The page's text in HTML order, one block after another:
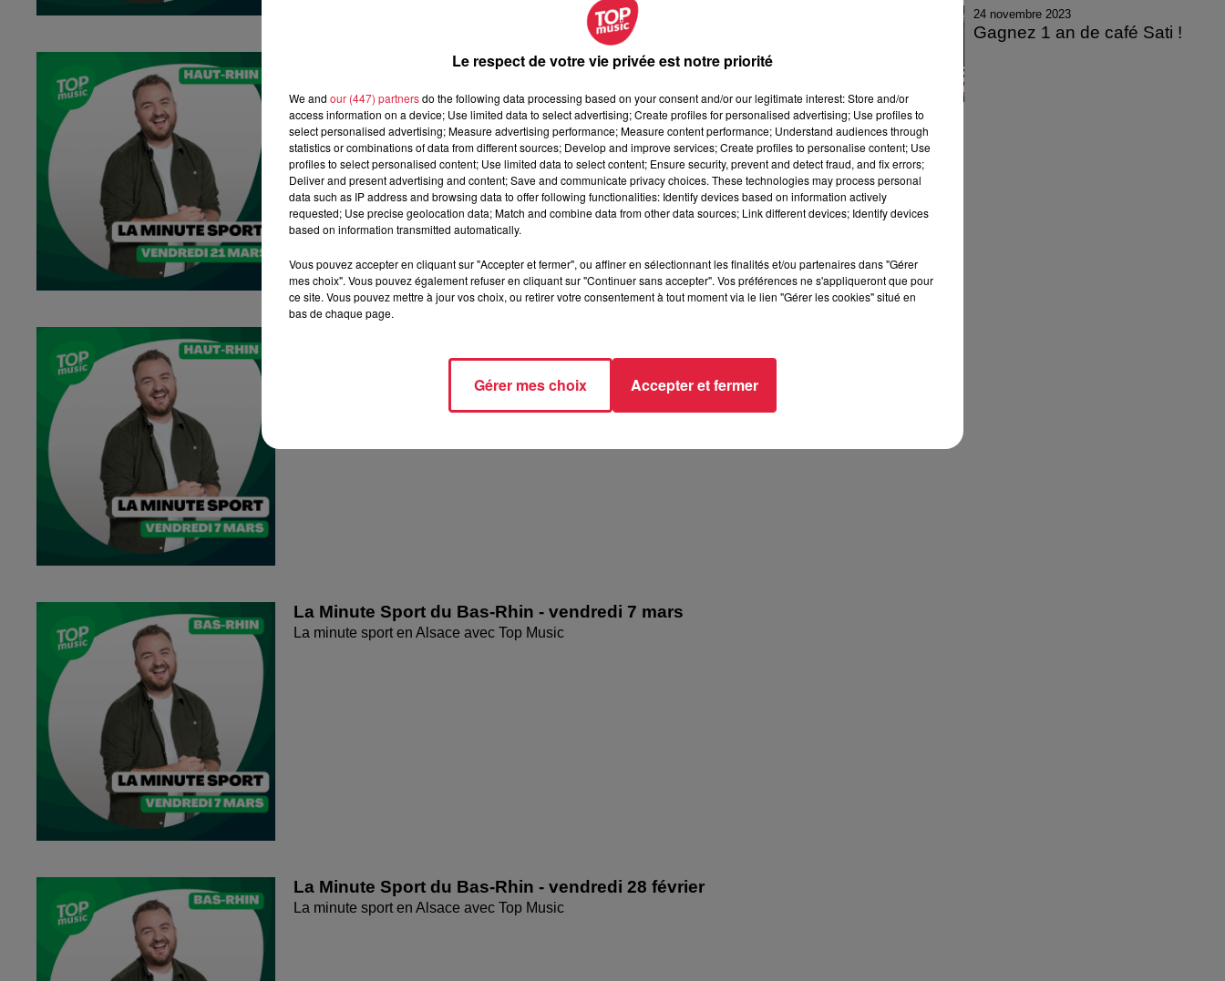
La Minute Sport du Haut-Rhin - vendredi 21 mars
La minute sport en Alsace avec Top Music
La Minute Sport du Bas-Rhin - vendredi 7 mars
La minute sport en Alsace avec Top Music
La Minute Sport du Bas-Rhin - vendredi 28 février
La minute sport en Alsace avec Top Music
24 novembre 2023
Gagnez 1 an de café Sati !
Le respect de votre vie privée est notre priorité
We and our (447) partnersdo the following data processing based on your consent and/or our legitimate interest: Store and/or
access information on a device; Use limited data to select advertising; Create profiles for personalised advertising; Use profiles to
select personalised advertising; Measure advertising performance; Measure content performance; Understand audiences through
statistics or combinations of data from different sources; Develop and improve services; Create profiles to personalise content; Use
profiles to select personalised content; Use limited data to select content; Ensure security, prevent and detect fraud, and fix errors;
Deliver and present advertising and content; Save and communicate privacy choices. These technologies may process personal
data such as IP address and browsing data to offer following functionalities: Identify devices based on information actively
requested; Use precise geolocation data; Match and combine data from other data sources; Link different devices; Identify devices
based on information transmitted automatically.
Vous pouvez accepter en cliquant sur "Accepter et fermer", ou affiner en sélectionnant les finalités et/ou partenaires dans "Gérer
mes choix". Vous pouvez également refuser en cliquant sur "Continuer sans accepter". Vos préférences ne s'appliqueront que pour
ce site. Vous pouvez mettre à jour vos choix, ou retirer votre consentement à tout moment via le lien "Gérer les cookies" situé en
bas de chaque page.
Gérer mes choix Accepter et fermer